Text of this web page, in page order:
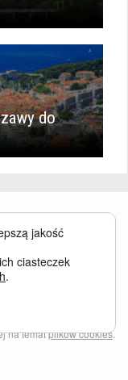
do
w celu
usług, a ponadto w
oznacza, że pliki
na tematplików cookies.
jakość
ciasteczek
.